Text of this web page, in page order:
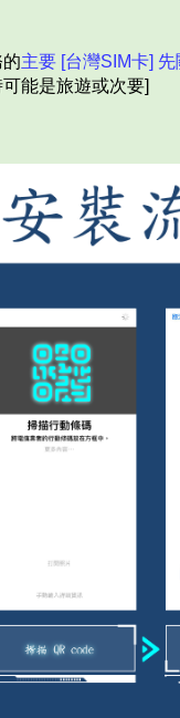
主要 [台灣SIM卡] 先
能是旅遊或次要]